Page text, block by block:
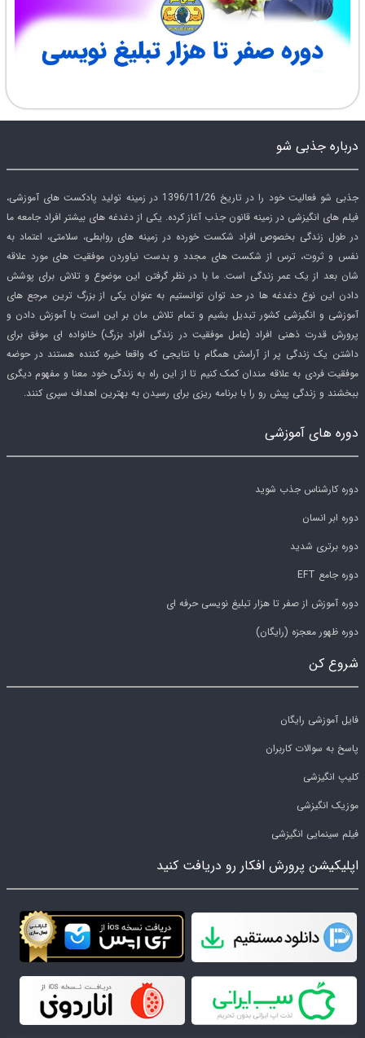
درباره جذبی شو
جذبی شو فعالیت خود را در تاریخ 1396/11/26 در زمینه تولید پادکست های آموزشی،
فیلم های انگیزشی در زمینه قانون جذب آغاز کرده. یکی از دغدغه های بیشتر افراد جامعه ما
در طول زندگی بخصوص افراد شکست خورده در زمینه های روابطی، سلامتی، اعتماد به
نفس و ثروت، ترس از شکست های مجدد و بدست نیاوردن موفقیت های مورد علاقه
شان بعد از یک عمر زندگی است. ما با در نظر گرفتن این موضوع و تلاش برای پوشش
دادن این نوع دغدغه ها در حد توان توانستیم به عنوان یکی از بزرگ ترین مرجع های
آموزشی و انگیزشی کشور تبدیل بشیم و تمام تلاش مان بر این است با آموزش دادن و
پرورش قدرت ذهنی افراد (عامل موفقیت در زندگی افراد بزرگ) خانواده ای موفق برای
داشتن یک زندگی پر از آرامش همگام با نتایجی که واقعا خیره کننده هستند در حوضه
موفقیت فردی به علاقه مندان کمک کنیم تا از این راه به زندگی خود معنا و مفهوم دیگری
ببخشند و زندگی پیش رو را با برنامه ریزی برای رسیدن به بهترین اهداف سپری کنند.
دوره های آموزشی
دوره کارشناس جذب شوید
دوره ابر انسان
دوره برتری شدید
دوره جامع EFT
دوره آموزش از صفر تا هزار تبلیغ نویسی حرفه ای
دوره ظهور معجزه (رایگان)
شروع کن
فایل آموزشی رایگان
پاسخ به سوالات کاربران
کلیپ انگیزشی
موزیک انگیزشی
فیلم سینمایی انگیزشی
اپلیکیشن پرورش افکار رو دریافت کنید